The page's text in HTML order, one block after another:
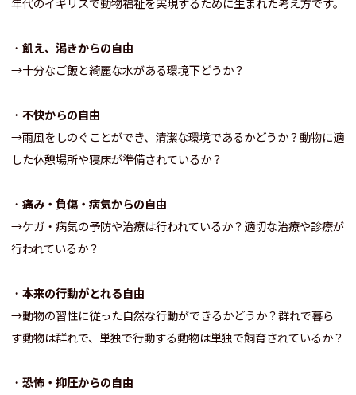
・飢え、渇きからの自由
→十分なご飯と綺麗な水がある環境下どうか？
・不快からの自由
→雨風をしのぐことができ、清潔な環境であるかどうか？動物に適
した休憩場所や寝床が準備されているか？
・痛み・負傷・病気からの自由
→ケガ・病気の予防や治療は行われているか？適切な治療や診療が
行われているか？
・本来の行動がとれる自由
→動物の習性に従った自然な行動ができるかどうか？群れで暮ら
す動物は群れで、単独で行動する動物は単独で飼育されているか？
・恐怖・抑圧からの自由